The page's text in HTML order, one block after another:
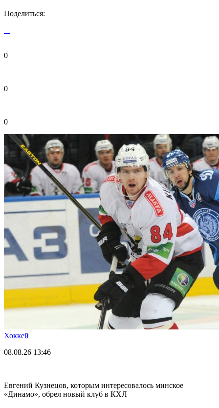
Поделиться:
0
0
0
Хоккей
08.08.26 13:46
Евгений Кузнецов, которым интересовалось минское
«Динамо», обрел новый клуб в КХЛ